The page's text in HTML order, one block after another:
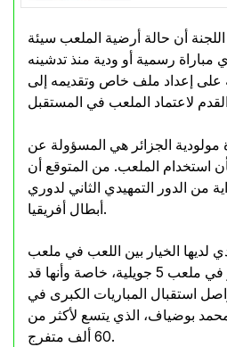
أن حالة أرضية الملعب سيئة
رسمية أو ودية منذ تدشينه
على إعداد ملف خاص وتقديمه إلى
مولودية الجزائر هي المسؤولة عن
استخدام الملعب. من المتوقع أن
من الدور التمهيدي الثاني لدوري
أبطال أفريقيا.
لديها الخيار بين اللعب في ملعب
الدويرة أو الاستمرار في ملعب 5 جويلية، خاصة وأنها قد
استقبال المباريات الكبرى في
بوضياف، الذي يتسع لأكثر من
60 ألف متفرج.